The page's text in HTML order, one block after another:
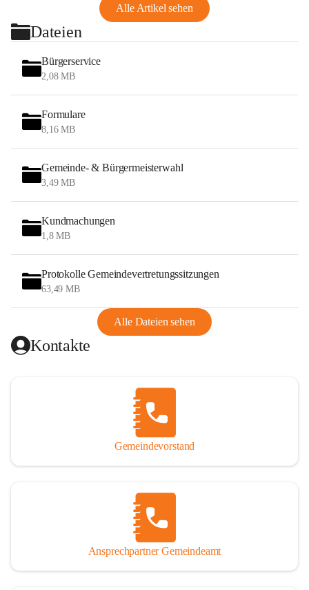
Alle Artikel sehen
Dateien
Bürgerservice
2,08 MB
Formulare
8,16 MB
Gemeinde- & Bürgermeisterwahl
3,49 MB
Kundmachungen
1,8 MB
Protokolle Gemeindevertretungssitzungen
63,49 MB
Alle Dateien sehen
Kontakte
Gemeindevorstand
Ansprechpartner Gemeindeamt